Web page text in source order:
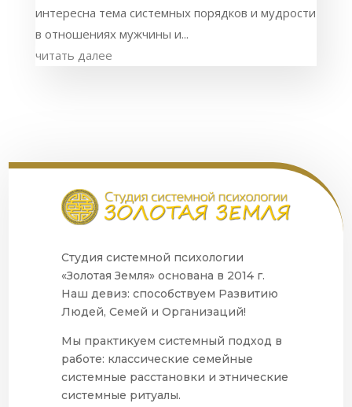
интересна тема системных порядков и мудрости
в отношениях мужчины и...
читать далее
Студия системной психологии
«Золотая Земля» основана в 2014 г.
Наш девиз: способствуем Развитию
Людей, Семей и Организаций!
Мы практикуем системный подход в
работе: классические семейные
системные расстановки и этнические
системные ритуалы.